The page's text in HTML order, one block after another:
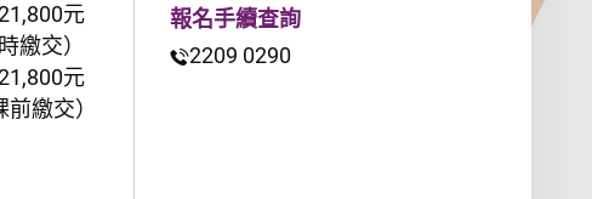
元
繳交）
元
繳交）
報名手續查詢
2209 0290